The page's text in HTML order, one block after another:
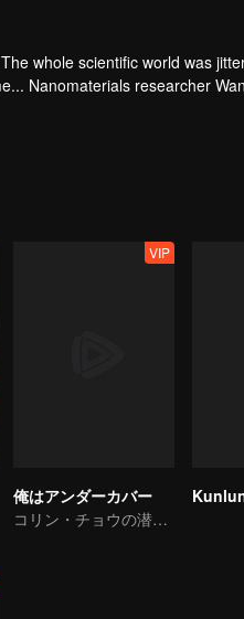
whole scientific world was
Nanomaterials researcher
called Science Boundary
commander-in-chief was Ye
Shi Qiang, and others
VIP
俺はアンダーカバー
コリン・チョウの潜入戦争